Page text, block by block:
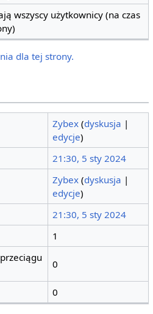
wszyscy użytkownicy (na czas
dla tej strony.
Zybex (dyskusja |
edycje)
21:30, 5 sty 2024
Zybex (dyskusja |
edycje)
21:30, 5 sty 2024
1
0
0